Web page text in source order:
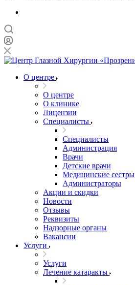
О центре
О центре
О клинике
Лицензии
Специалисты
Специалисты
Администрация
Врачи
Детские врачи
Медицинские сестры
Администраторы
Акции и скидки
Новости
Отзывы
Реквизиты
Надзорные органы
Вакансии
Услуги
Услуги
Лечение катаракты